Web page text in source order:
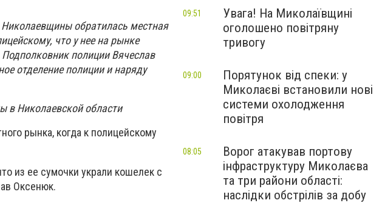
обратилась местная
что у нее на рынке
полиции Вячеслав
отделение полиции и наряду
в Николаевской области
рынка, когда к полицейскому
из ее сумочки украли кошелек с
Оксенюк.
Увага! На Миколаївщині
оголошено повітряну
тривогу
09:51
Порятунок від спеки: у
Миколаєві встановили нові
системи охолодження
повітря
09:00
Ворог атакував портову
інфраструктуру Миколаєва
та три райони області:
наслідки обстрілів за добу
08:05